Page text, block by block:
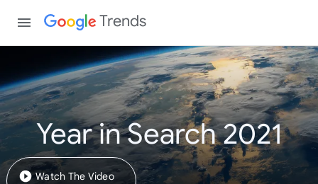
Trends
Year in Search 2021
Watch The Video